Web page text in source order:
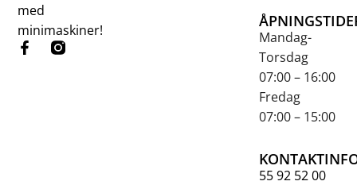
med
minimaskiner!
Mandag-
Torsdag
07:00 – 16:00
Fredag
07:00 – 15:00
55 92 52 00